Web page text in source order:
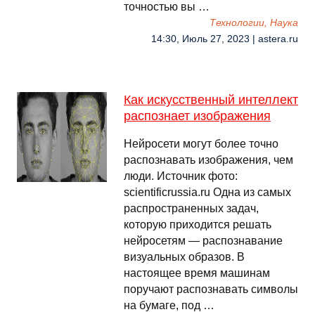
точностью вы …
Технологии, Наука
14:30, Июль 27, 2023 | astera.ru
Как искусственный интеллект
распознает изображения
Нейросети могут более точно
распознавать изображения, чем
люди. Источник фото:
scientificrussia.ru Одна из самых
распространенных задач,
которую приходится решать
нейросетям — распознавание
визуальных образов. В
настоящее время машинам
поручают распознавать символы
на бумаге, под …